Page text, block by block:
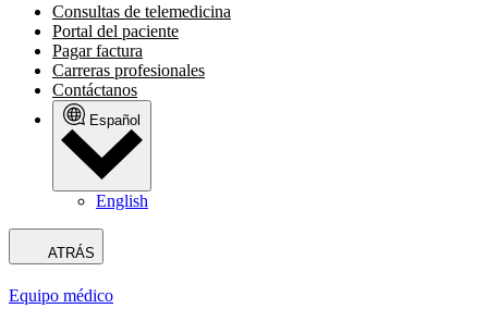
Consultas de telemedicina
Portal del paciente
Pagar factura
Carreras profesionales
Contáctanos
Español
English
ATRÁS
Equipo médico